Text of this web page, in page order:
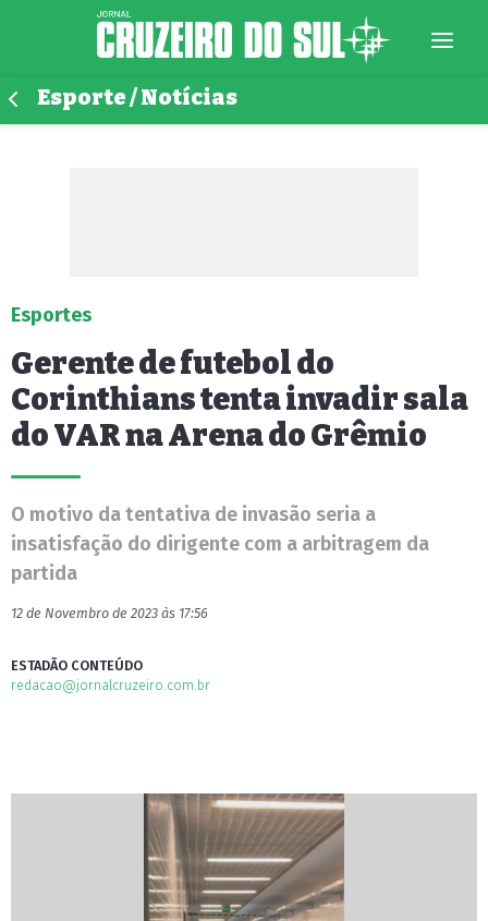
Esporte / Notícias
Esportes
Gerente de futebol do
Corinthians tenta invadir sala
do VAR na Arena do Grêmio
O motivo da tentativa de invasão seria a
insatisfação do dirigente com a arbitragem da
partida
12 de Novembro de 2023 às 17:56
ESTADÃO CONTEÚDO
redacao@jornalcruzeiro.com.br